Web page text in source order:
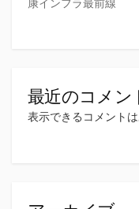
康インフラ最前線
最近のコメン
表示できるコメントは